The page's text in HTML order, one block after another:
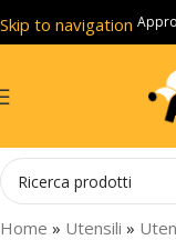
Skip to navigation
Skip to main content
Home » Utensili »